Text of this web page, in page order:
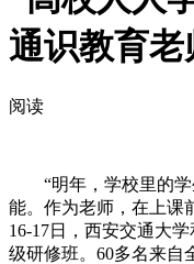
通识教育老
阅读
“明年，学校里的学
能。作为老师，在上课
16-17日，西安交通大
级研修班。60多名来自